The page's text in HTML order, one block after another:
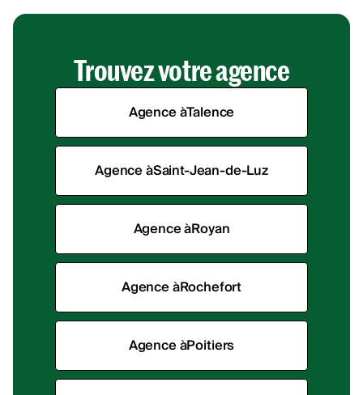
Trouvez votre agence
Agence àTalence
Agence àSaint-Jean-de-Luz
Agence àRoyan
Agence àRochefort
Agence àPoitiers